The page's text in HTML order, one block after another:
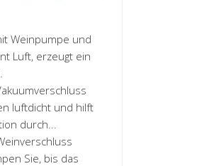
Weinpumpe und
Luft, erzeugt ein
luftdicht und hilft
durch...
Sie, bis das